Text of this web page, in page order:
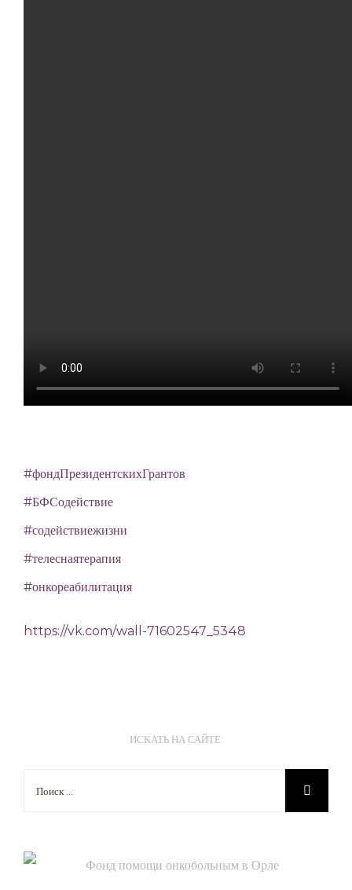
#фондПрезидентскихГрантов
#БФСодействие
#содействиежизни
#телеснаятерапия
#онкореабилитация
https://vk.com/wall-71602547_5348
ИСКАТЬ НА САЙТЕ: